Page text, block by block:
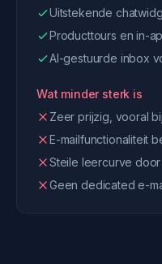
Uitstekende
Producttours en in-
AI-gestuurde inbox
Wat minder sterk is
Zeer prijzig, vooral
E-mailfunctionaliteit
Steile leercurve
Geen dedicated e-